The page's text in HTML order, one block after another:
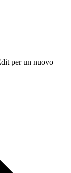
per un nuovo